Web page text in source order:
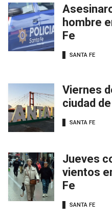
hombre
Fe
SANTA FE
Viernes
ciudad
SANTA FE
Jueves
vientos
Fe
SANTA FE